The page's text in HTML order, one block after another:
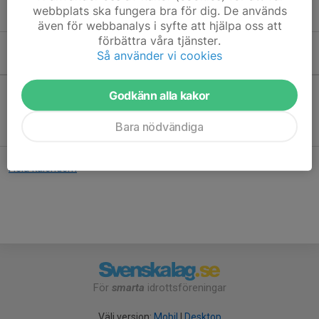
Nivå: öppet för alla nivåer.
Kommande aktiviteter
Inga aktiviteter inbokade
Hela kalendern
För smarta idrottsföreningar
webbplats ska fungera bra för dig. De används
även för webbanalys i syfte att hjälpa oss att
förbättra våra tjänster.
Så använder vi cookies
Godkänn alla kakor
Bara nödvändiga